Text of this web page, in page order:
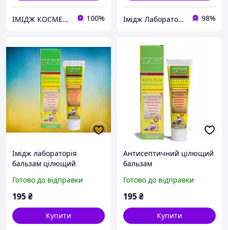
ІМІДЖ КОСМЕТИКА В КРЕМЕНЧУЦІ 100% Імідж Лабораторія 98%
Імідж лабораторія
бальзам цілющий
Готово до відправки
195₴
Купити
Антисептичний цілющий
бальзам
Готово до відправки
195₴
Купити